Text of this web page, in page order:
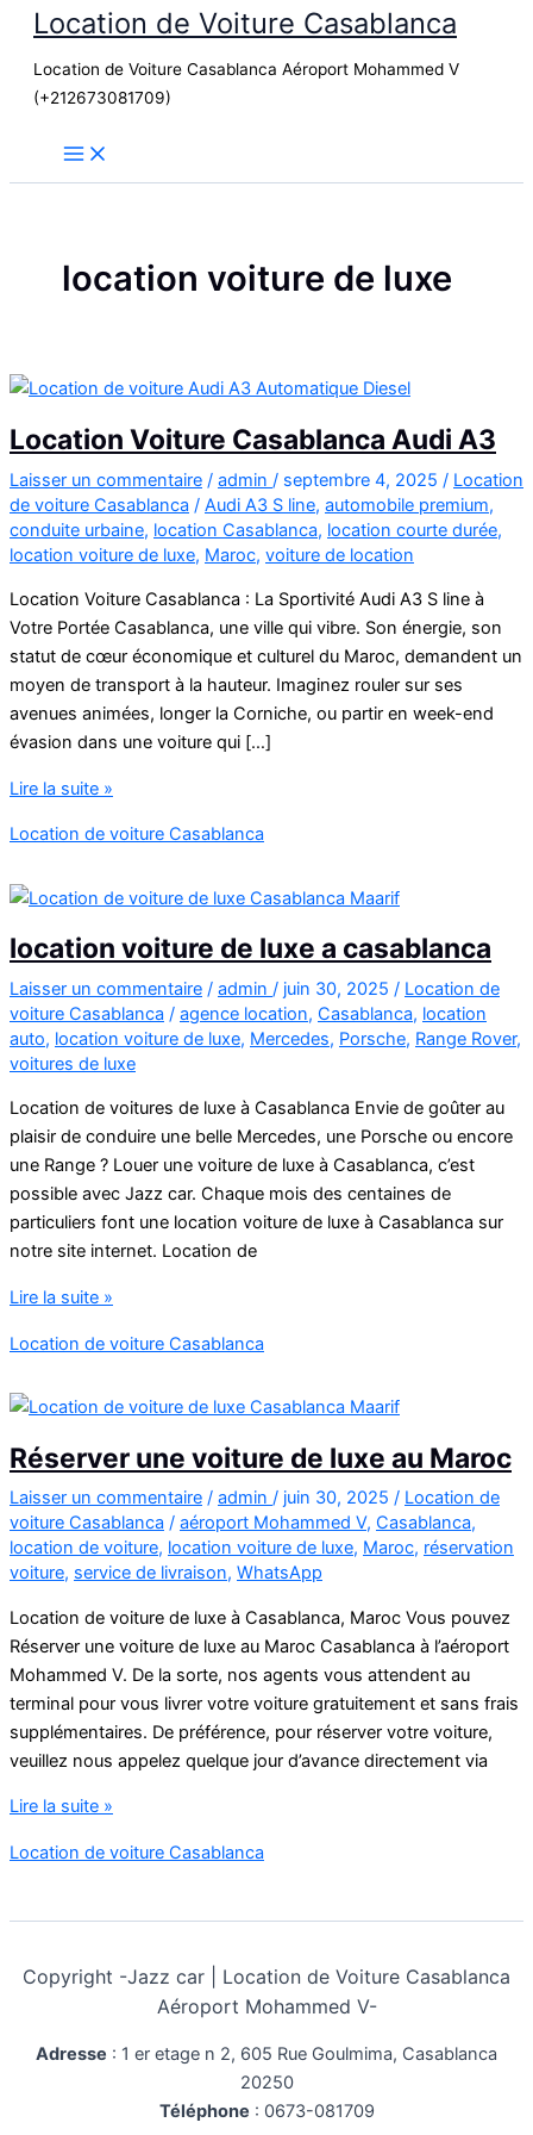
contenu
Location de Voiture Casablanca
Location de Voiture Casablanca Aéroport Mohammed V
(+212673081709)
location voiture de luxe
Location Voiture Casablanca Audi A3
Laisser un commentaire / admin / septembre 4, 2025 / Location
de voiture Casablanca / Audi A3 S line, automobile premium,
conduite urbaine, location Casablanca, location courte durée,
location voiture de luxe, Maroc, voiture de location
Location Voiture Casablanca : La Sportivité Audi A3 S line à
Votre Portée Casablanca, une ville qui vibre. Son énergie, son
statut de cœur économique et culturel du Maroc, demandent un
moyen de transport à la hauteur. Imaginez rouler sur ses
avenues animées, longer la Corniche, ou partir en week-end
évasion dans une voiture qui […]
Location
Casablanca
A3
Lire la suite »
Location de voiture Casablanca
location voiture de luxe a casablanca
Laisser un commentaire / admin / juin 30, 2025 / Location de
voiture Casablanca / agence location, Casablanca, location
auto, location voiture de luxe, Mercedes, Porsche, Range Rover,
voitures de luxe
Location de voitures de luxe à Casablanca Envie de goûter au
plaisir de conduire une belle Mercedes, une Porsche ou encore
une Range ? Louer une voiture de luxe à Casablanca, c’est
possible avec Jazz car. Chaque mois des centaines de
particuliers font une location voiture de luxe à Casablanca sur
notre site internet. Location de
location
de
a
Lire la suite »
Location de voiture Casablanca
Réserver une voiture de luxe au Maroc
Laisser un commentaire / admin / juin 30, 2025 / Location de
voiture Casablanca / aéroport Mohammed V, Casablanca,
location de voiture, location voiture de luxe, Maroc, réservation
voiture, service de livraison, WhatsApp
Location de voiture de luxe à Casablanca, Maroc Vous pouvez
Réserver une voiture de luxe au Maroc Casablanca à l’aéroport
Mohammed V. De la sorte, nos agents vous attendent au
terminal pour vous livrer votre voiture gratuitement et sans frais
supplémentaires. De préférence, pour réserver votre voiture,
veuillez nous appelez quelque jour d’avance directement via
Réserver
voiture
luxe
Maroc
Lire la suite »
Location de voiture Casablanca
Copyright -Jazz car | Location de Voiture Casablanca
Aéroport Mohammed V-
Adresse : 1 er etage n 2, 605 Rue Goulmima, Casablanca
20250
Téléphone : 0673-081709